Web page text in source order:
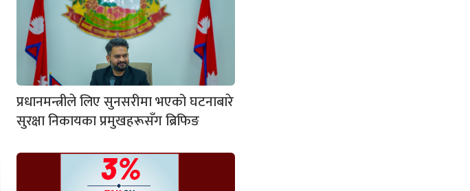
प्रधानमन्त्रीले लिए सुनसरीमा भएको घटनाबारे
सुरक्षा निकायका प्रमुखहरूसँग ब्रिफिङ